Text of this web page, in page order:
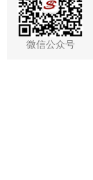
微信公众号